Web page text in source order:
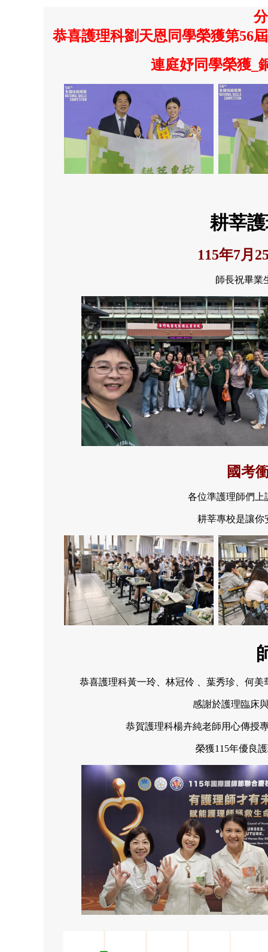
恭喜護理科劉天恩同學榮獲第56
連庭妤同學榮獲_
耕莘
115年7月
師長祝畢業
國考
各位準護理師們上
耕莘專校是讓你
恭喜護理科黃一玲、林冠伶 、葉秀珍、何
感謝於護理臨床
恭賀護理科楊卉純老師用心傳授
榮獲115年優良